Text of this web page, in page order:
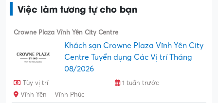
Việc làm tương tự cho bạn
Crowne Plaza Vĩnh Yên City Centre
Khách sạn Crowne Plaza Vĩnh Yên City
Centre Tuyển dụng Các Vị trí Tháng
08/2026
Tùy vị trí
1 tuần trước
Vĩnh Yên – Vĩnh Phúc